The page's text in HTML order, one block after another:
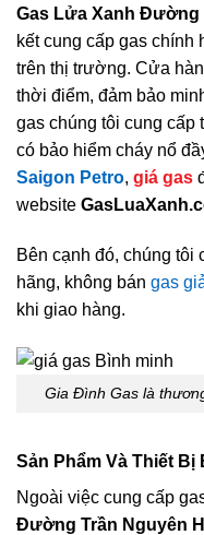
Gas Lửa Xanh Đường
kết cung cấp gas chính
trên thị trường. Cửa
thời điểm, đảm bảo
gas chúng tôi cung cấp
có bảo hiểm cháy nổ
Saigon Petro, giá gas
website
Bên cạnh đó, chúng tôi
hãng, không bán gas
khi giao hàng.
Gia Đình Gas là
Sản Phẩm Và Thiết Bị
Ngoài việc cung cấp
Đường Trần Nguyên